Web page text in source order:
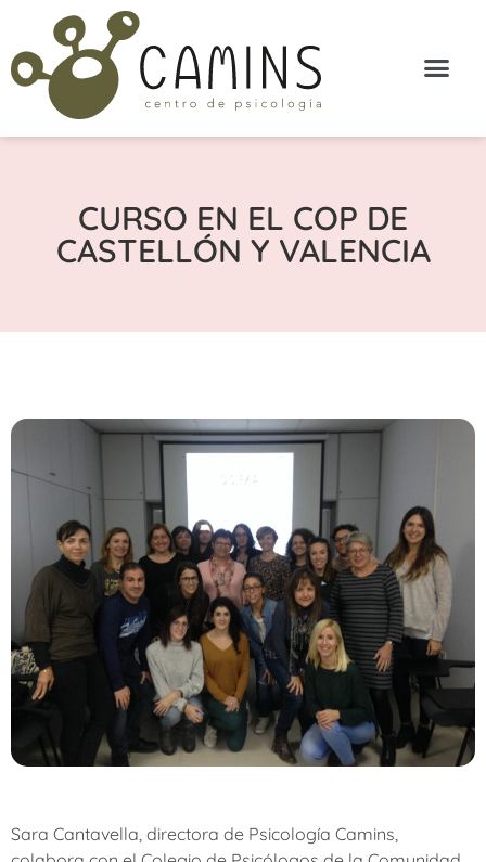
CURSO EN EL COP DE
CASTELLÓN Y VALENCIA
Sara Cantavella, directora de Psicología Camins,